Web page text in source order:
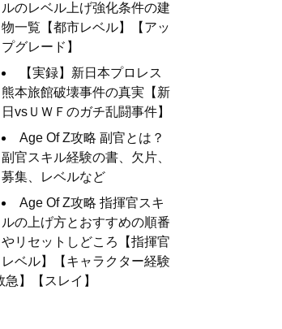
ルのレベル上げ強化条件の建
物一覧【都市レベル】【アッ
プグレード】
【実録】新日本プロレス
熊本旅館破壊事件の真実【新
日vsＵＷＦのガチ乱闘事件】
Age Of Z攻略 副官とは？
副官スキル経験の書、欠片、
募集、レベルなど
Age Of Z攻略 指揮官スキ
ルの上げ方とおすすめの順番
やリセットしどころ【指揮官
レベル】【キャラクター経験
】【スレイ】